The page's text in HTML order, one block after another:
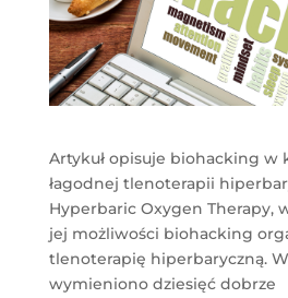
Artykuł opisuje biohacking w
łagodnej tlenoterapii
Hyperbaric Oxygen Therapy,
jej możliwości biohacking
tlenoterapię hiperbaryczną.
wymieniono dziesięć dobrze